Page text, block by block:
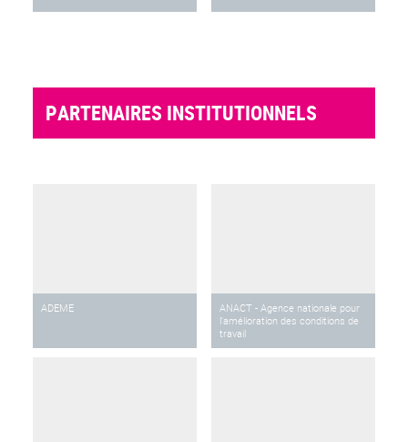
PARTENAIRES INSTITUTIONNELS
ADEME
ANACT - Agence nationale pour
l'amélioration des conditions de
travail